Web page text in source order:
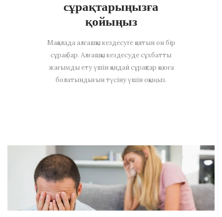
сұрақтарыңызға
қойыңыз
Мақалада алғашқы кездесуге қоятын он бір
сұрақ бар. Алғашқы кездесуде сұхбатты
жағымды ету үшін қандай сұрақтар қоюға
болатындығын түсіну үшін оқыңыз.